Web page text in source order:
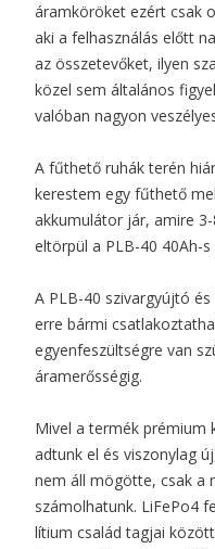
áramköröket ezért csak
aki a felhasználás előtt
az összetevőket, ilyen
közel sem általános
valóban nagyon
A fűthető ruhák terén
kerestem egy fűthető
akkumulátor jár, amire
eltörpül a PLB-40 40Ah-
A PLB-40 szivargyújtó
erre bármi
egyenfeszültségre van
áramerősségig.
Mivel a termék prémium
adtunk el és viszonylag
nem áll mögötte, csak a
számolhatunk. LiFePo4
lítium család tagjai